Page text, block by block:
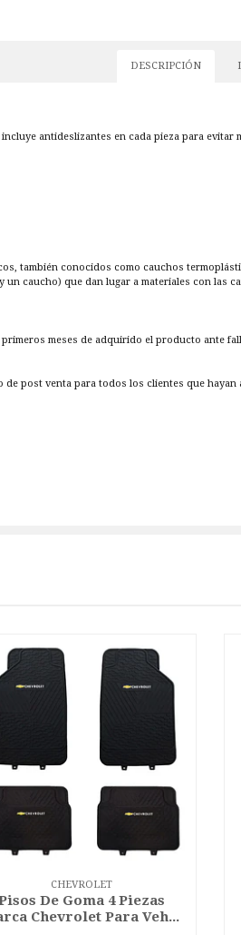
DESCRIPCIÓN
incluye antideslizantes en cada pieza para
también conocidos como cauchos
un caucho) que dan lugar a materiales con las
meses de adquirido el producto ante
de post venta para todos los clientes que
CHEVROLET
De Goma 4 Piezas
Chevrolet Para Veh...